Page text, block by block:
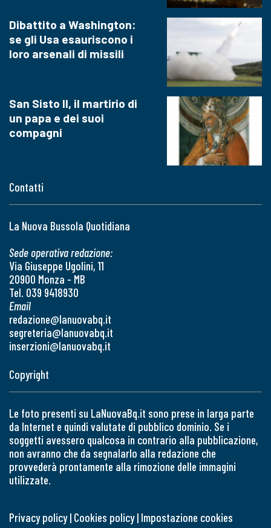
Contatti
La Nuova Bussola Quotidiana
Sede operativa redazione:
Via Giuseppe Ugolini, 11
20900 Monza - MB
Tel. 039 9418930
Email
redazione@lanuovabq.it
segreteria@lanuovabq.it
inserzioni@lanuovabq.it
Dibattito a Washington:
se gli Usa esauriscono i
loro arsenali di missili
San Sisto II, il martirio di
un papa e dei suoi
compagni
Copyright
Le foto presenti su LaNuovaBq.it sono prese in larga parte
da Internet e quindi valutate di pubblico dominio. Se i
soggetti avessero qualcosa in contrario alla pubblicazione,
non avranno che da segnalarlo alla redazione che
provvederà prontamente alla rimozione delle immagini
utilizzate.
Privacy policy| Cookies policy| Impostazione cookies